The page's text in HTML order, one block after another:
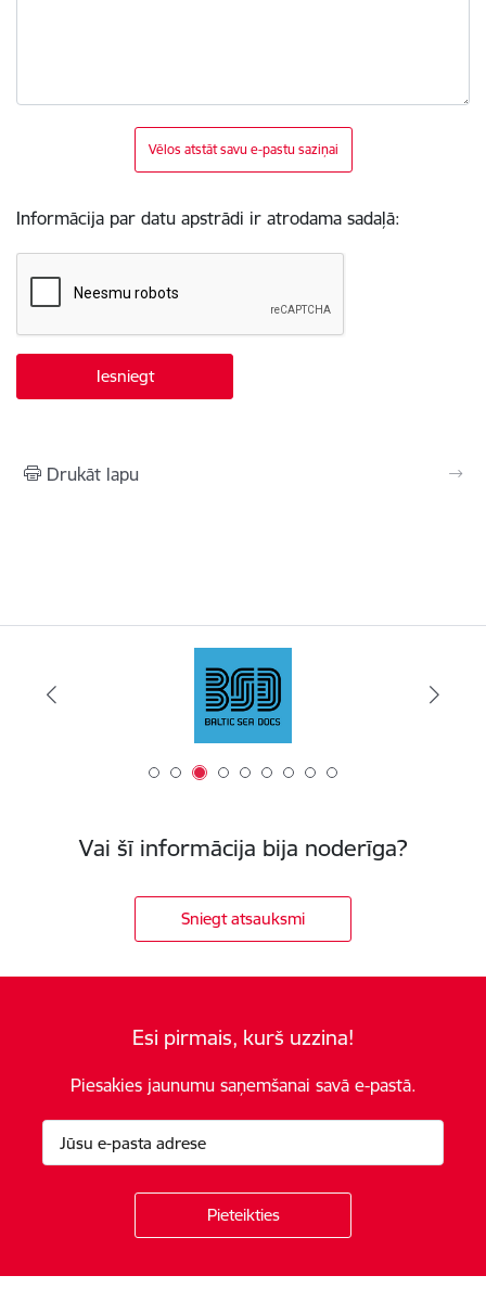
Vēlos atstāt savu e-pastu saziņai
Informācija par datu apstrādi ir atrodama sadaļā:
Drukāt lapu
Vai šī informācija bija noderīga?
Sniegt atsauksmi
Esi pirmais, kurš uzzina!
Piesakies jaunumu saņemšanai savā e-pastā.